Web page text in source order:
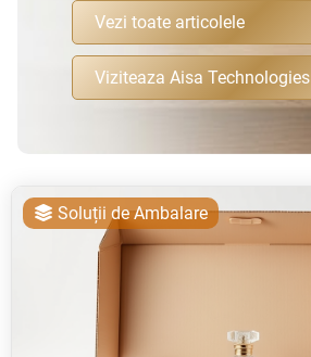
Vezi toate articolele
Viziteaza Aisa Technologies
Soluții de Ambalare